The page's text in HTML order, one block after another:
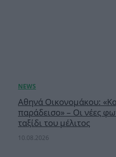
Αθηνά Οικονομάκου:
παράδεισο» – Οι νέες
ταξίδι του μέλιτος
10.08.2026